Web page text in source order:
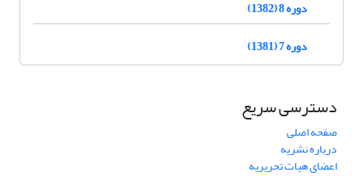
دوره 8 (1382)
دوره 7 (1381)
دسترسی سریع
صفحه اصلی
درباره نشریه
اعضای هیات تحریریه